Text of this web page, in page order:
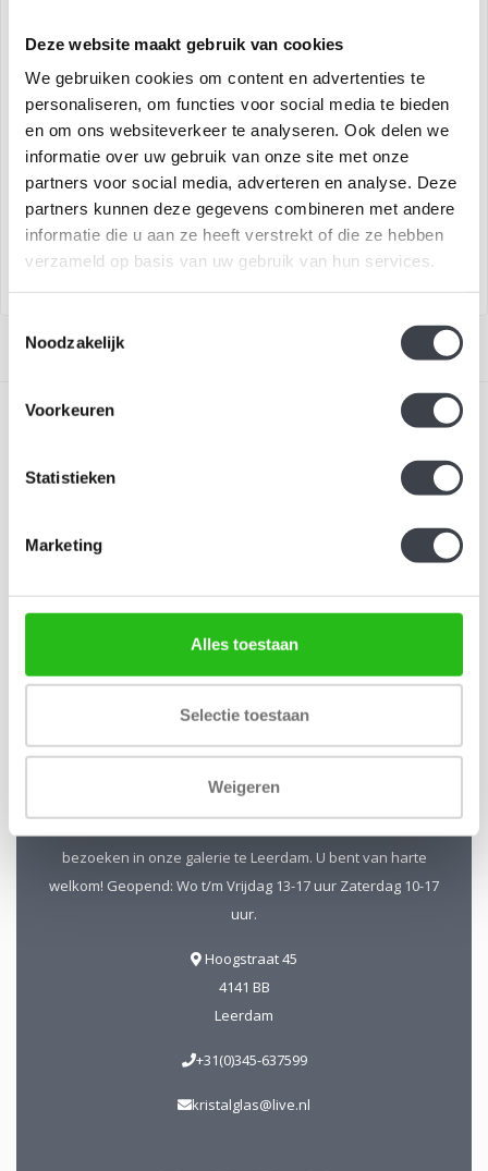
Deze website maakt gebruik van cookies
We gebruiken cookies om content en advertenties te
personaliseren, om functies voor social media te bieden
en om ons websiteverkeer te analyseren. Ook delen we
informatie over uw gebruik van onze site met onze
partners voor social media, adverteren en analyse. Deze
partners kunnen deze gegevens combineren met andere
informatie die u aan ze heeft verstrekt of die ze hebben
verzameld op basis van uw gebruik van hun services.
Noodzakelijk
Voorkeuren
Statistieken
Marketing
Alles toestaan
Selectie toestaan
Weigeren
Kosta Boda sculptuur
Universe
Sculptuur 'My Universe' uit
de Earth serie van Kosta
Boda ontworpen door Bertil ..
€219,00
Kosta Boda sculptuur Earth
Home
Sculptuur 'home' uit de Earth
serie van Kosta Boda.
€219,00
Abonneer
Kristal-Glas Leerdam
Kristal-Glas is de online Glas & Kristalwinkel voor al uw
bezoeken in onze galerie te Leerdam. U bent van harte
welkom! Geopend: Wo t/m Vrijdag 13-17 uur Zaterdag 10-17
uur.
Hoogstraat 45
4141 BB
Leerdam
+31(0)345-637599
kristalglas@live.nl